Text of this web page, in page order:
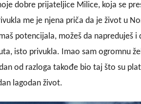
dobre prijateljice Milice, koja se
me je njena priča da je život u
potencijala, možeš da napreduješ i
isto privukla. Imao sam ogromnu
od razloga takođe bio taj što su
lagodan život.